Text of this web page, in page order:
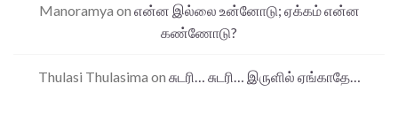
Manoramya on என்ன இல்லை உன்னோடு; ஏக்கம் என்ன
கண்ணோடு?
Thulasi Thulasima on சுடரி… சுடரி… இருளில் ஏங்காதே…